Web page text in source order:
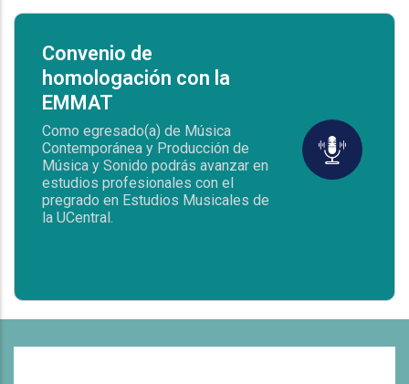
Convenio de
homologación con la
EMMAT
Como egresado(a) de Música
Contemporánea y Producción de
Música y Sonido podrás avanzar en
estudios profesionales con el
pregrado en Estudios Musicales de
la UCentral.